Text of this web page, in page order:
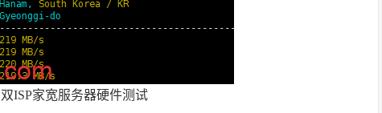
ISP家宽服务器硬件测试